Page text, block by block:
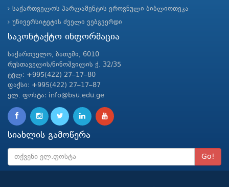
საქართველოს პარლამენტის ეროვნული ბიბლიოთეკა
უნივერსიტეტის ძველი ვებგვერდი
საკონტაქტო ინფორმაცია
საქართველო, ბათუმი, 6010
რუსთაველის/ნინოშვილის ქ. 32/35
ტელ: +995(422) 27–17–80
ფაქსი: +995(422) 27–17–87
ელ. ფოსტა: info@bsu.edu.ge
სიახლის გამოწერა
Go!